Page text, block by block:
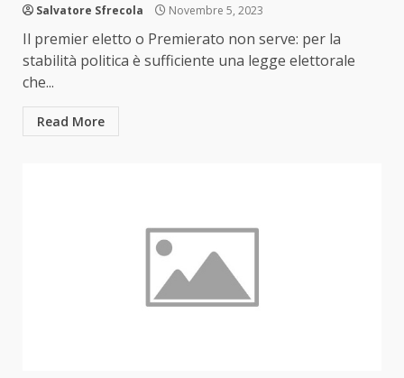
Salvatore Sfrecola Novembre 5, 2023
Il premier eletto o Premierato non serve: per la
stabilità politica è sufficiente una legge elettorale
che...
Read More